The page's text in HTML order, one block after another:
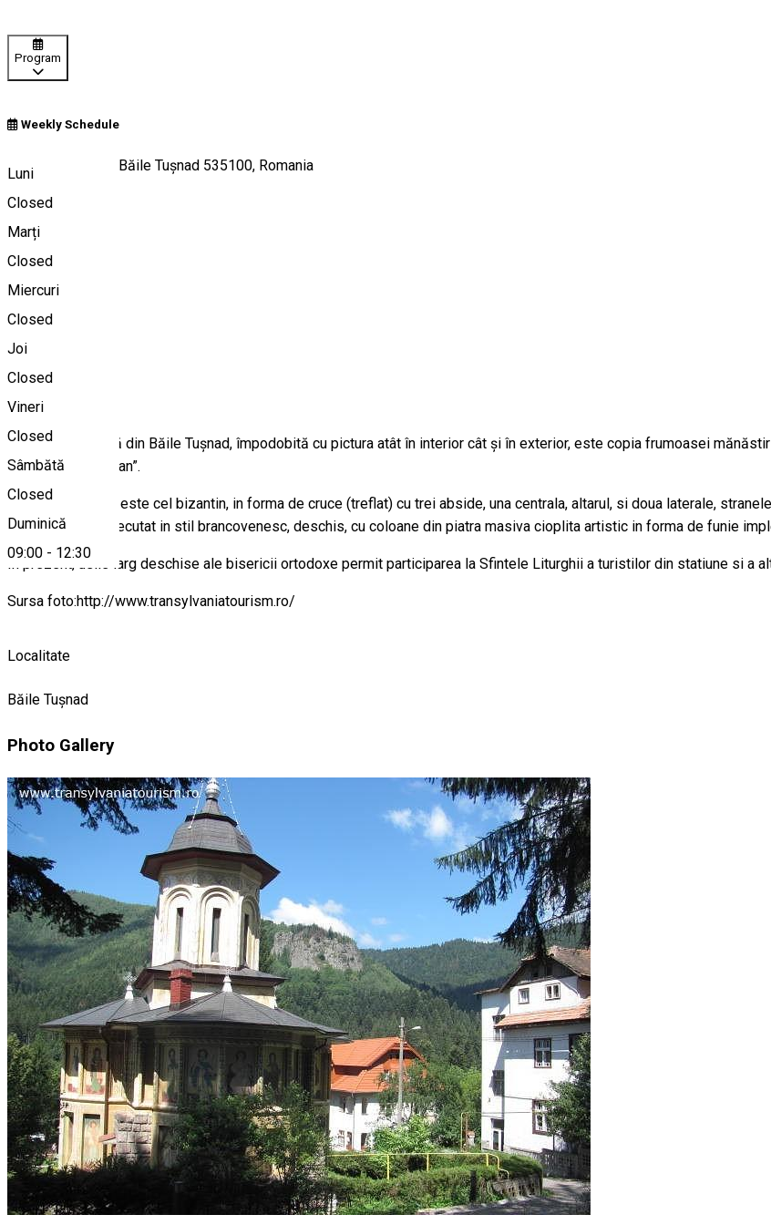
Program
Weekly Schedule
Luni
Closed
Marți
Closed
Miercuri
Closed
Joi
Closed
Vineri
Closed
Sâmbătă
Closed
Duminică
09:00 - 12:30
Strada Oltului 31, Băile Tușnad 535100, Romania
Hartă
Despre
Biserica Ortodoxă din Băile Tușnad, împodobită cu pictura atât în interior cât și în exterior, este copia frumoasei
“Voronețul Ardelean”.
Stilul arhitectonic este cel bizantin, in forma de cruce (treflat) cu trei abside, una centrala, altarul, si doua laterale,
Pridvorul este executat in stil brancovenesc, deschis, cu coloane din piatra masiva cioplita artistic in forma de funie
În prezent, usile larg deschise ale bisericii ortodoxe permit participarea la Sfintele Liturghii a turistilor din statiune si a
Sursa foto:http://www.transylvaniatourism.ro/
Localitate
Băile Tușnad
Photo Gallery